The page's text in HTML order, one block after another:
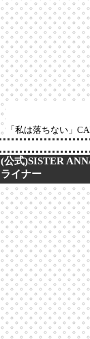
「私は落ちない」
(公式)SISTER
ライナー